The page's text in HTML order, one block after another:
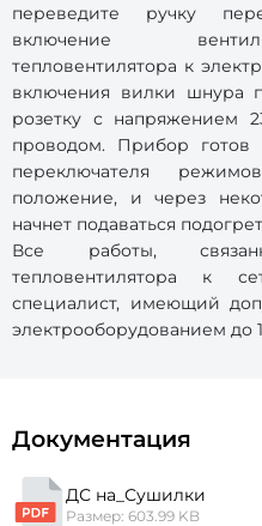
переведите ручку
включение
тепловентилятора к
включения вилки шнура
розетку с напряжением
проводом. Прибор готов
переключателя
положение, и через
начнет подаваться
Все работы,
тепловентилятора к
специалист, имеющий
электрооборудованием до
Документация
ДС на_Сушилки
Размер: 603.99 KB